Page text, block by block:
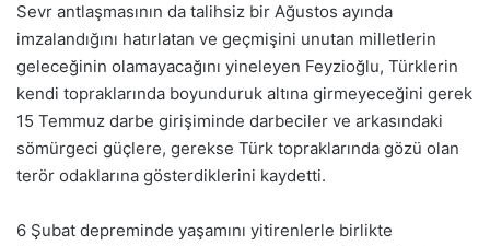
Sevr antlaşmasının da talihsiz bir Ağustos ayında
imzalandığını hatırlatan ve geçmişini unutan milletlerin
geleceğinin olamayacağını yineleyen Feyzioğlu, Türklerin
kendi topraklarında boyunduruk altına girmeyeceğini gerek
15 Temmuz darbe girişiminde darbeciler ve arkasındaki
sömürgeci güçlere, gerekse Türk topraklarında gözü olan
terör odaklarına gösterdiklerini kaydetti.
6 Şubat depreminde yaşamını yitirenlerle birlikte